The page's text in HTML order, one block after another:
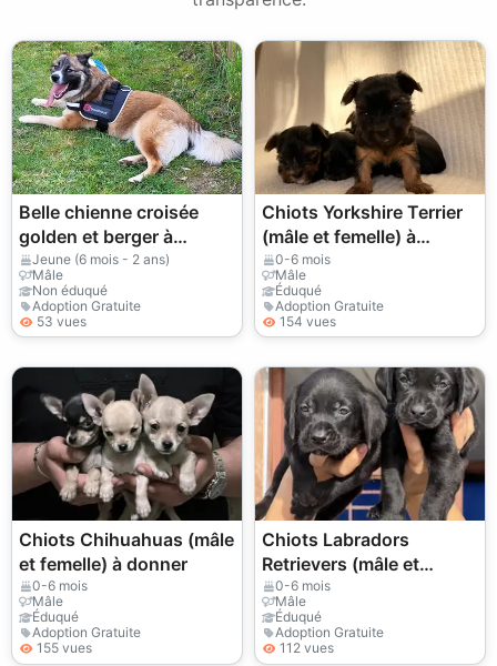
Belle chienne croisée
golden et berger à
donner
Jeune (6 mois - 2 ans)
Mâle
Non éduqué
Adoption Gratuite
53 vues
Chiots Yorkshire Terrier
(mâle et femelle) à
donner
0-6 mois
Mâle
Éduqué
Adoption Gratuite
154 vues
Chiots Chihuahuas (mâle
et femelle) à donner
0-6 mois
Mâle
Éduqué
Adoption Gratuite
155 vues
Chiots Labradors
Retrievers (mâle et
femelle) à donner
0-6 mois
Mâle
Éduqué
Adoption Gratuite
112 vues